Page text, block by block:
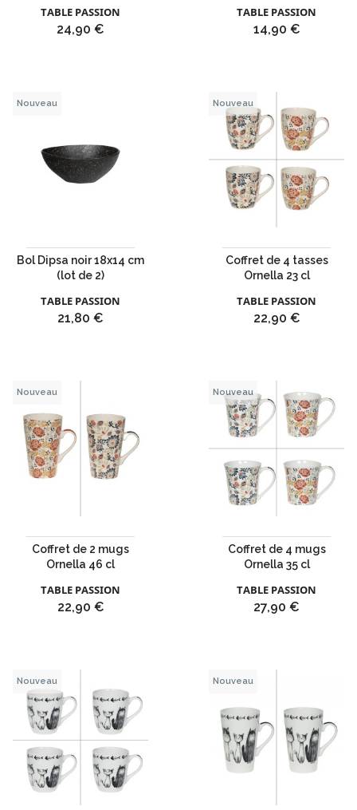
TABLE PASSION
Prix
24,90 €
TABLE PASSION
Prix
14,90 €
Bol Dipsa noir 18x14 cm
(lot de 2)
TABLE PASSION
Prix
21,80 €
Nouveau
Coffret de 4 tasses
Ornella 23 cl
TABLE PASSION
Prix
22,90 €
Nouveau
Coffret de 2 mugs
Ornella 46 cl
TABLE PASSION
Prix
22,90 €
Nouveau
Coffret de 4 mugs
Ornella 35 cl
TABLE PASSION
Prix
27,90 €
Nouveau
Nouveau Nouveau